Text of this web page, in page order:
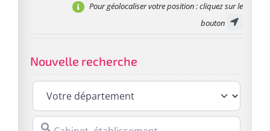
Pour géolocaliser votre position: cliquez sur le
bouton
Nouvelle recherche
Cabinet, établissement ...